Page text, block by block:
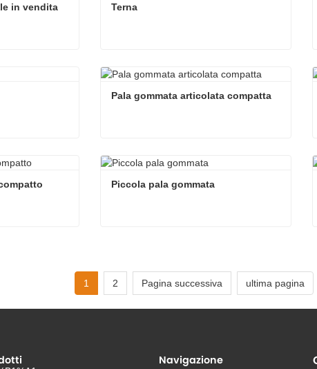
in vendita
in vendita
Terna
Terna
Pala gommata articolata compatta
Pala gommata articolata compatta
Piccola pala gommata
1
2 Pagina successiva ultima pagina
Navigazione